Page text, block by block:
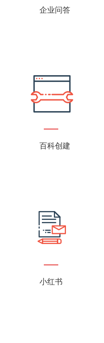
企业问答
百科创建
小红书